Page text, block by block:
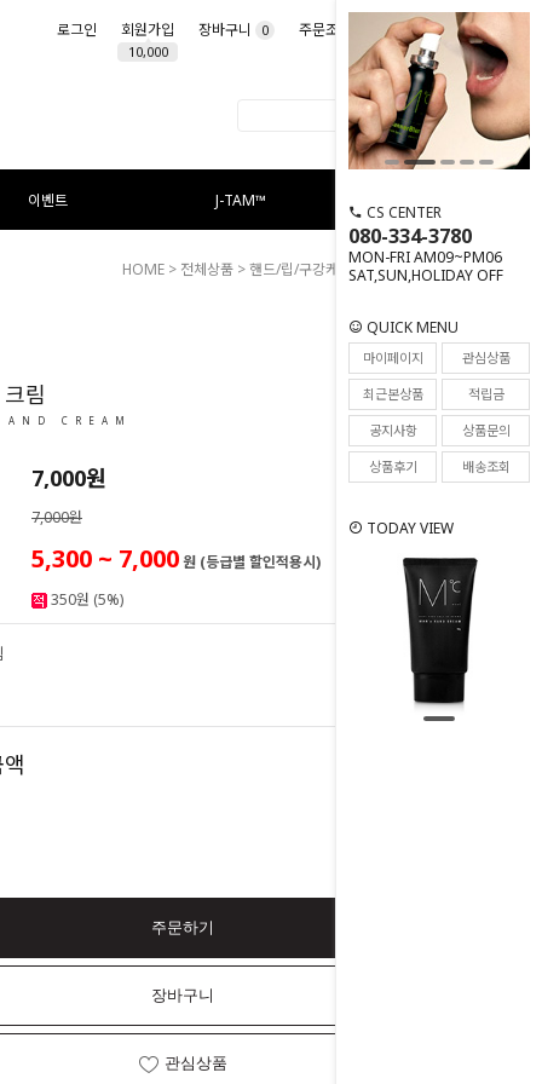
로그인 회원가입
10,000
장바구니 0 주문조회 마이페이지
이벤트 J-TAM™
CS CENTER
080-334-3780
MON-FRI AM09~PM06
SAT,SUN,HOLIDAY OFF
QUICK MENU
마이페이지
관심상품
최근본상품
적립금
공지사항
상품문의
상품후기
배송조회
TODAY VIEW
HOME > 전체상품 >핸드/립/구강케어> 맨즈 핸드 크림
47
림
CREAM
7,000원
7,000원
5,300 ~ 7,000원 (등급별 할인적용시)
350원 (5%)
7,000
주문하기
장바구니
관심상품